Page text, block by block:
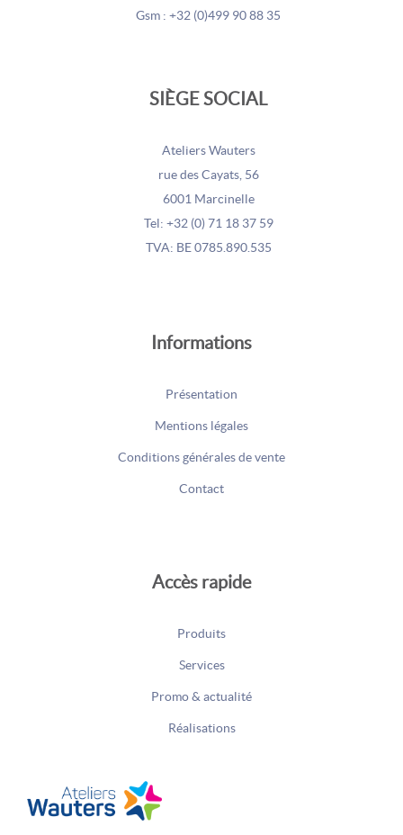
Gsm : +32 (0)499 90 88 35
SIÈGE SOCIAL
Ateliers Wauters
rue des Cayats, 56
6001 Marcinelle
Tel: +32 (0) 71 18 37 59
TVA: BE 0785.890.535
Informations
Présentation
Mentions légales
Conditions générales de vente
Contact
Accès rapide
Produits
Services
Promo & actualité
Réalisations